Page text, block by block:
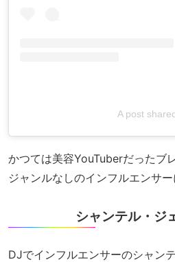
A post
かつては美容YouTuberだったブ
ジャンルなしのインフルエンサー
シャンテル・ジ
DJでインフルエンサーのシャン